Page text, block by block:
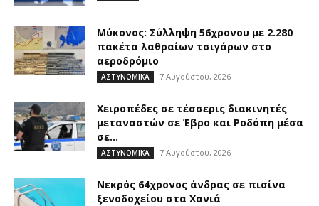
Μύκονος: Σύλληψη 56χρονου με 2.280
πακέτα λαθραίων τσιγάρων στο
αεροδρόμιο
ΑΣΤΥΝΟΜΙΚΑ 7 Αυγούστου, 2026
Χειροπέδες σε τέσσερις διακινητές
μεταναστών σε Έβρο και Ροδόπη μέσα
σε...
ΑΣΤΥΝΟΜΙΚΑ 7 Αυγούστου, 2026
Νεκρός 64χρονος άνδρας σε πισίνα
ξενοδοχείου στα Χανιά